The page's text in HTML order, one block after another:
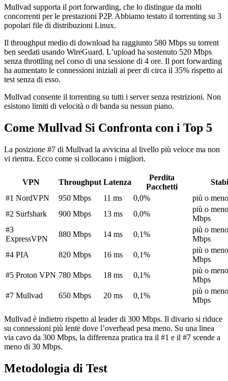
Mullvad supporta il port forwarding, che lo distingue da molti
concorrenti per le prestazioni P2P. Abbiamo testato il torrenting su 3
popolari file di distribuzioni Linux.
Il throughput medio di download ha raggiunto 580 Mbps su torrent
ben seedati usando WireGuard. L’upload ha sostenuto 520 Mbps
senza throttling nel corso di una sessione di 4 ore. Il port forwarding
ha aumentato le connessioni iniziali ai peer di circa il 35% rispetto ai
test senza di esso.
Mullvad consente il torrenting su tutti i server senza restrizioni. Non
esistono limiti di velocità o di banda su nessun piano.
Come Mullvad Si Confronta con i Top 5
La posizione #7 di Mullvad la avvicina al livello più veloce ma non
vi rientra. Ecco come si collocano i migliori.
VPN Throughput Latenza
Perdita
Pacchetti
#1 NordVPN
950 Mbps 11 ms 0,0%
più o
#2 Surfshark
900 Mbps 13 ms 0,0%
più o
Mbps
#3
ExpressVPN
880 Mbps 14 ms 0,1%
più o
Mbps
#4 PIA
820 Mbps 16 ms 0,1%
più o
Mbps
#5 Proton VPN 780 Mbps 18 ms 0,1%
più o
Mbps
#7 Mullvad
650 Mbps 20 ms 0,1%
più o
Mbps
Mullvad è indietro rispetto al leader di 300 Mbps. Il divario si riduce
su connessioni più lente dove l’overhead pesa meno. Su una linea
via cavo da 300 Mbps, la differenza pratica tra il #1 e il #7 scende a
meno di 30 Mbps.
Metodologia di Test